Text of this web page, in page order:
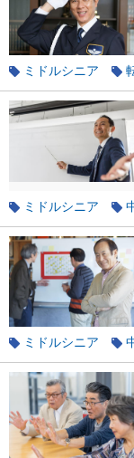
ミドルシニア
警備
ミドルシニア
おすすめ
ミドルシニア
おすすめ